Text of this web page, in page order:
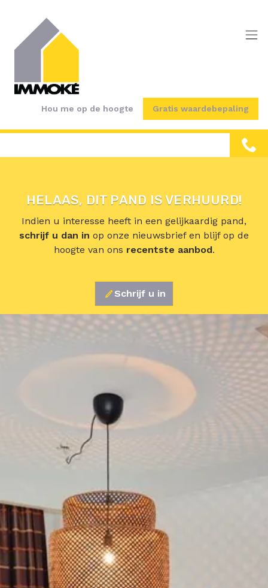
Hou me op de hoogte Gratis waardebepaling
HELAAS, DIT PAND IS VERHUURD!
Indien u interesse heeft in een gelijkaardig pand,
schrijf u dan in op onze nieuwsbrief en blijf op de
hoogte van ons recentste aanbod.
Schrijf u in